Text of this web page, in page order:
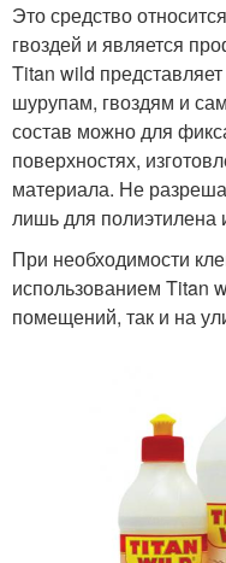
Это средство
гвоздей и является
Titan wild
шурупам, гвоздям и
состав можно для
поверхностях,
материала. Не
лишь для полиэтилена
При необходимости
использованием Titan
помещений, так и на